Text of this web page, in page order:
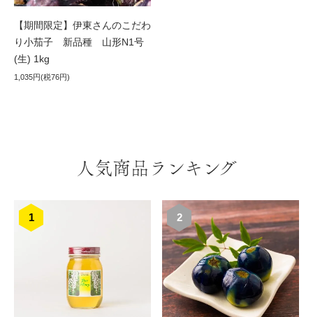
【期間限定】伊東さんのこだわ
り小茄子 新品種 山形N1号
(生) 1kg
1,035円(税76円)
人気商品ランキング
1 2